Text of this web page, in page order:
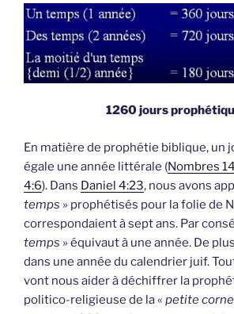
1260 jours
En matière de prophétie biblique, un
égale une année littérale (Nombres
4:6). Dans Daniel 4:23, nous avons
temps » prophétisés pour la folie de
correspondaient à sept ans. Par
temps » équivaut à une année. De
dans une année du calendrier juif.
vont nous aider à déchiffrer la
politico-religieuse de la « petite corne